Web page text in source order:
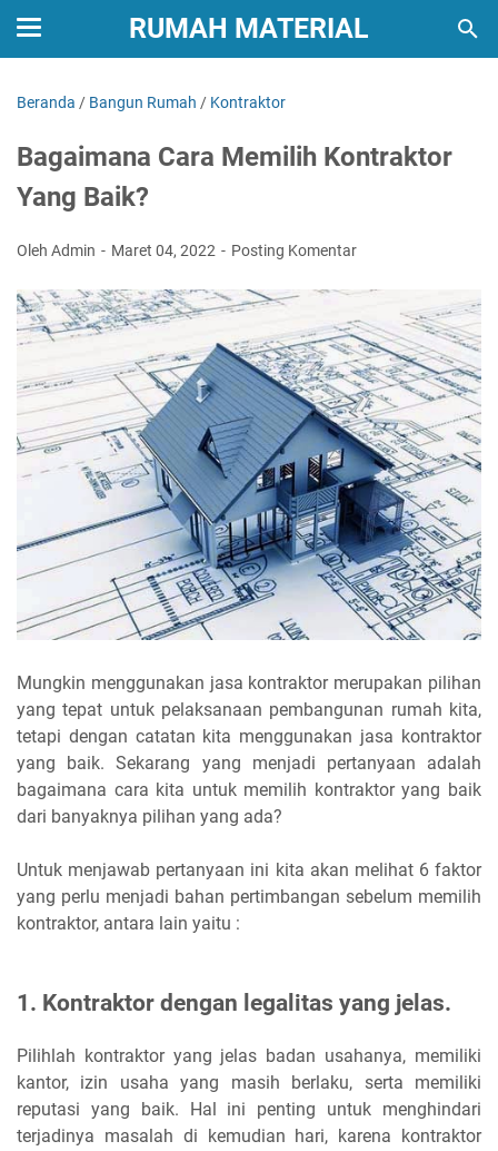
RUMAH MATERIAL
Beranda / Bangun Rumah / Kontraktor
Bagaimana Cara Memilih Kontraktor
Yang Baik?
Oleh Admin Maret 04, 2022 Posting Komentar
Mungkin menggunakan jasa kontraktor merupakan pilihan
yang tepat untuk pelaksanaan pembangunan rumah kita,
tetapi dengan catatan kita menggunakan jasa kontraktor
yang baik. Sekarang yang menjadi pertanyaan adalah
bagaimana cara kita untuk memilih kontraktor yang baik
dari banyaknya pilihan yang ada?
Untuk menjawab pertanyaan ini kita akan melihat 6 faktor
yang perlu menjadi bahan pertimbangan sebelum memilih
kontraktor, antara lain yaitu :
1. Kontraktor dengan legalitas yang jelas.
Pilihlah kontraktor yang jelas badan usahanya, memiliki
kantor, izin usaha yang masih berlaku, serta memiliki
reputasi yang baik. Hal ini penting untuk menghindari
terjadinya masalah di kemudian hari, karena kontraktor